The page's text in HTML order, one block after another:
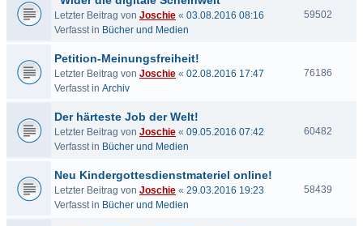
Letzter Beitrag von Joschie « 03.08.2016 08:16
Verfasst in Bücher und Medien
59502
Petition-Meinungsfreiheit!
Letzter Beitrag von Joschie « 02.08.2016 17:47
Verfasst in Archiv
76186
Der härteste Job der Welt!
Letzter Beitrag von Joschie « 09.05.2016 07:42
Verfasst in Bücher und Medien
60482
Neu Kindergottesdienstmateriel online!
Letzter Beitrag von Joschie « 29.03.2016 19:23
Verfasst in Bücher und Medien
58439